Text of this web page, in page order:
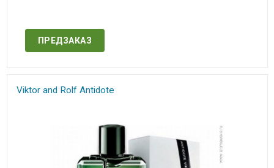
ПРЕДЗАКАЗ
Viktor and Rolf​ Antidote